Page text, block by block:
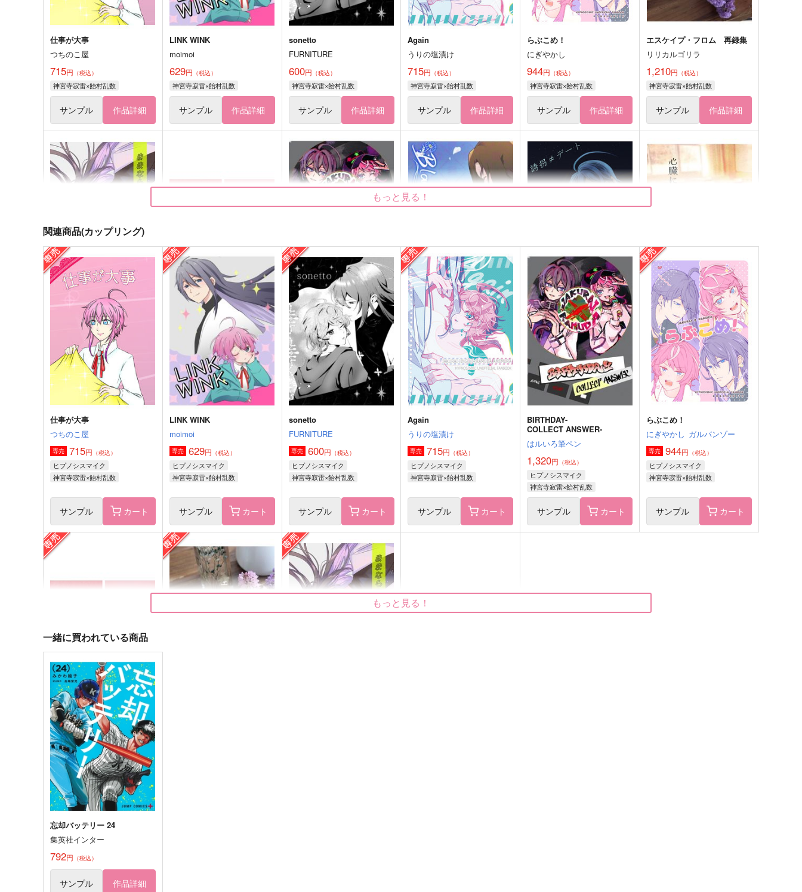
仕事が大事
つちのこ屋
715円 （税込）
神宮寺寂雷×飴村乱数
サンプル 作品詳細
LINK WINK
moimoi
629円 （税込）
神宮寺寂雷×飴村乱数
サンプル 作品詳細
sonetto
FURNITURE
600円 （税込）
神宮寺寂雷×飴村乱数
サンプル 作品詳細
Again
うりの塩漬け
715円 （税込）
神宮寺寂雷×飴村乱数
サンプル 作品詳細
らぶこめ！
にぎやかし
944円 （税込）
神宮寺寂雷×飴村乱数
サンプル 作品詳細
エスケイプ・フロム 再録集
リリカルゴリラ
1,210円 （税込）
神宮寺寂雷×飴村乱数
サンプル 作品詳細
ままならないふたりについて
デンキノネドコ
（税込）
神宮寺寂雷×飴村乱数
サンプル 作品詳細
好きです、飴村くん。／
VALENTINE DAY×BIRTHDAY
リリカルゴリラ
（税込）
神宮寺寂雷×飴村乱数
サンプル 作品詳細
BIRTHDAY-
COLLECT ANSWER-
はルいろ筆ペン
1,320円（税込）
神宮寺寂雷×飴村乱数
サンプル 作品詳細
Blanca
Unp.
1,100 円（税込）
オシュトル×シューニャ
サンプル 作品詳細
誘拐≠デート
UNDER TAKER
189円（税込）
天国獄×神宮寺寂雷
サンプル 作品詳細
心臓にいちばんちかい
糖蜜ジビエ
1,100円（税込）
天国獄×神宮寺寂雷
サンプル 作品詳細
さよならさみしい人
取引先は魔王城!! -
FINAL EDITION-
バウンダリー
自我がある
660円（税込）
DECOPON
629円（税込）
ltw
605円（税込）
綱の上にも
440
どこでだって会えるから
ロマン大砲
1,100円（税込）
もっと見る！
関連商品(カップリング)
仕事が大事
つちのこ屋
専売 715円 （税込）
ヒプノシスマイク
神宮寺寂雷×飴村乱数
サンプル カート
LINK WINK
moimoi
専売 629円 （税込）
ヒプノシスマイク
神宮寺寂雷×飴村乱数
サンプル カート
sonetto
FURNITURE
専売 600円 （税込）
ヒプノシスマイク
神宮寺寂雷×飴村乱数
サンプル カート
Again
うりの塩漬け
専売 715円 （税込）
ヒプノシスマイク
神宮寺寂雷×飴村乱数
サンプル カート
BIRTHDAY-
COLLECT ANSWER-
はルいろ筆ペン
1,320円 （税込）
ヒプノシスマイク
神宮寺寂雷×飴村乱数
サンプル カート
らぶこめ！
にぎやかし ガルバンゾー
専売 944円 （税込）
ヒプノシスマイク
神宮寺寂雷×飴村乱数
サンプル カート
好きです、飴村くん。／
VALENTINE DAY×BIRTHDAY
リリカルゴリラ
セール中 専売 880円（税込）
ヒプノシスマイク
神宮寺寂雷×飴村乱数
サンプル カート
もっと見る！
一緒に買われている商品
忘却バッテリー 24
集英社インター
792円 （税込）
サンプル 作品詳細